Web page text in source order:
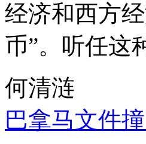
经济和西方
币”。听任这
何清涟
巴拿马文件